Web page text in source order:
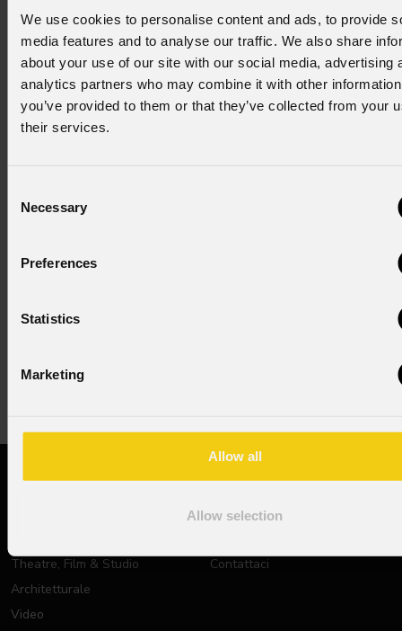
We use cookies to personalise content and ads, to provide
media features and to analyse our traffic. We also share
about your use of our site with our social media, advertising
analytics partners who may combine it with other
you’ve provided to them or that they’ve collected from your
their services.
Selection
Necessary
Preferences
Statistics
Marketing
Allow all
Allow selection
I dispositivi PROLIGHTS hanno convinto e soddisfatto tutta
la produzione: “Per un programma così ampio e creativo
come The Voice la versatilità, la velocità e la semplicità di
utilizzo dei prodotti PROLIGHTS sono stati determinanti
per il successo di un lavoro impeccabile.
prolights.it
PRODOTTI
Theatre, Film & Studio
Architetturale
Video
SUPPORTO
Documentazione tecnica
Contattaci